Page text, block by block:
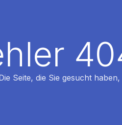
Seite, die Sie gesucht